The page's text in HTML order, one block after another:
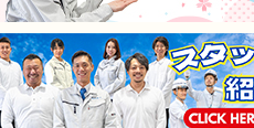
防水が薄くなった！」「鳥が
突っついたりする亀裂だ！」
とか色々訳分からないいい訳
をしてきました。
結局自分達の施工不良を認め